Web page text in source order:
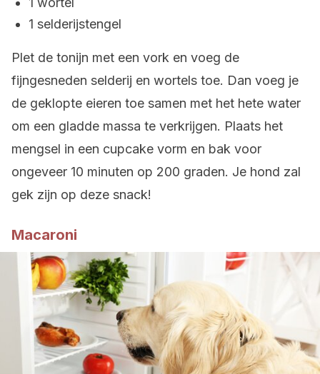
1 selderijstengel
Plet de tonijn met een vork en voeg de
fijngesneden selderij en wortels toe. Dan voeg je
de geklopte eieren toe samen met het hete water
om een gladde massa te verkrijgen. Plaats het
mengsel in een cupcake vorm en bak voor
ongeveer 10 minuten op 200 graden. Je hond zal
gek zijn op deze snack!
Macaroni